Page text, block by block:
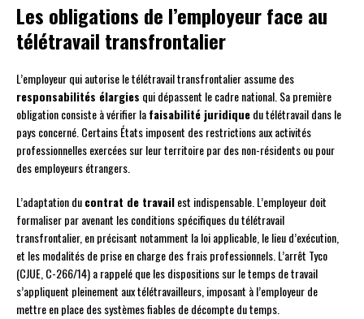
Les obligations de l’employeur face au
télétravail transfrontalier
L’employeur qui autorise le télétravail transfrontalier assume des
responsabilités élargies qui dépassent le cadre national. Sa première
obligation consiste à vérifier lafaisabilité juridiquedu télétravail dans le
pays concerné. Certains États imposent des restrictions aux activités
professionnelles exercées sur leur territoire par des non-résidents ou pour
des employeurs étrangers.
L’adaptation ducontrat de travailest indispensable. L’employeur doit
formaliser par avenant les conditions spécifiques du télétravail
transfrontalier, en précisant notamment la loi applicable, le lieu d’exécution,
et les modalités de prise en charge des frais professionnels. L’arrêt Tyco
(CJUE, C-266/14) a rappelé que les dispositions sur le temps de travail
s’appliquent pleinement aux télétravailleurs, imposant à l’employeur de
mettre en place des systèmes fiables de décompte du temps.